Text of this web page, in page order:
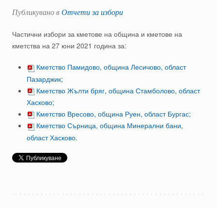
Публикувано в Отчети за избори
Частични избори за кметове на община и кметове на
кметства на 27 юни 2021 година за:
Кметство Памидово, община Лесичово, област
Пазарджик;
Кметство Жълти бряг, община Стамболово, област
Хасково;
Кметство Вресово, община Руен, област Бургас;
Кметство Сърница, община Минерални бани,
област Хасково.